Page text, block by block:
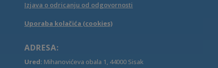
Izjava o odricanju od odgovornosti
Uporaba kolačića (cookies)
ADRESA:
Ured: Mihanovićeva obala 1, 44000 Sisak